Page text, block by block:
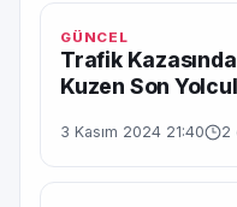
GÜNCEL
Trafik
Kuzen Son
3 Kasım 2024 21:40 2